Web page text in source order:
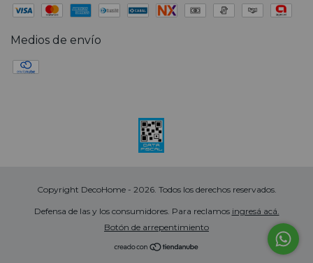
Medios de envío
Copyright DecoHome - 2026. Todos los derechos reservados.
Defensa de las y los consumidores. Para reclamos ingresá acá.
Botón de arrepentimiento